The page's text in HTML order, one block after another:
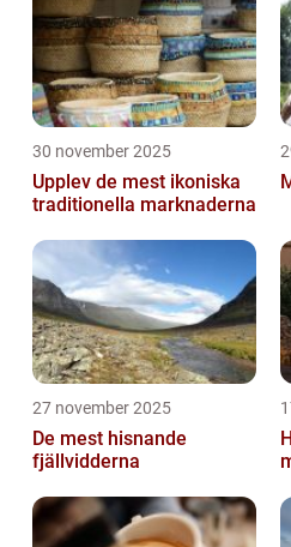
30 november 2025
Upplev de mest ikoniska
traditionella marknaderna
27 november 2025
De mest hisnande
fjällvidderna